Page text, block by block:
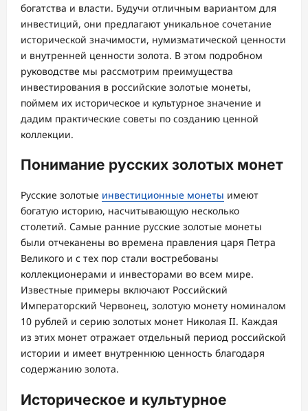
богатства и власти. Будучи отличным вариантом для
инвестиций, они предлагают уникальное сочетание
исторической значимости, нумизматической ценности
и внутренней ценности золота. В этом подробном
руководстве мы рассмотрим преимущества
инвестирования в российские золотые монеты,
поймем их историческое и культурное значение и
дадим практические советы по созданию ценной
коллекции.
Понимание русских золотых монет
Русские золотые инвестиционные монеты имеют
богатую историю, насчитывающую несколько
столетий. Самые ранние русские золотые монеты
были отчеканены во времена правления царя Петра
Великого и с тех пор стали востребованы
коллекционерами и инвесторами во всем мире.
Известные примеры включают Российский
Императорский Червонец, золотую монету номиналом
10 рублей и серию золотых монет Николая II. Каждая
из этих монет отражает отдельный период российской
истории и имеет внутреннюю ценность благодаря
содержанию золота.
Историческое и культурное